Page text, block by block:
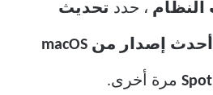
النظام ، حدد تحديث
أحدث إصدار من macOS
مرة أخرى.